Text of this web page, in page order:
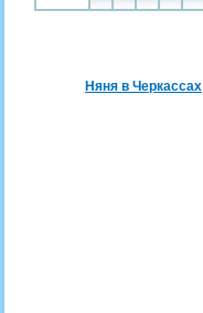
Няня в Черкассах